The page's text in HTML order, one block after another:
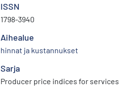
ISSN
1798-3940
Aihealue
hinnat ja kustannukset
Sarja
Producer price indices for services